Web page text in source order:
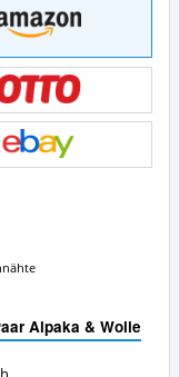
Alpaka & Wolle